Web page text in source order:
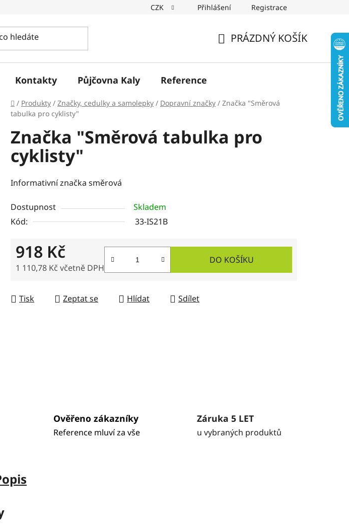
CZK Přihlášení Registrace
PRÁZDNÝ KOŠÍK
Kontakty Půjčovna Kaly Reference
Domů
/ Produkty / Značky, cedulky a samolepky / Dopravní značky / Značka "Směrová
tabulka pro cyklisty"
Značka "Směrová tabulka pro
cyklisty"
Informativní značka směrová
Dostupnost
Skladem
Kód:
33-IS21B
918 Kč
1 110,78 Kč včetně DPH
DO KOŠÍKU
Tisk Zeptat se Hlídat Sdílet
Ověřeno zákazníky
Reference mluví za vše
Záruka 5 LET
u vybraných produktů